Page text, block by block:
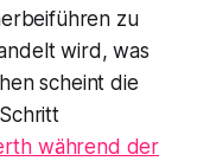
zu
wird, was
scheint die
während der